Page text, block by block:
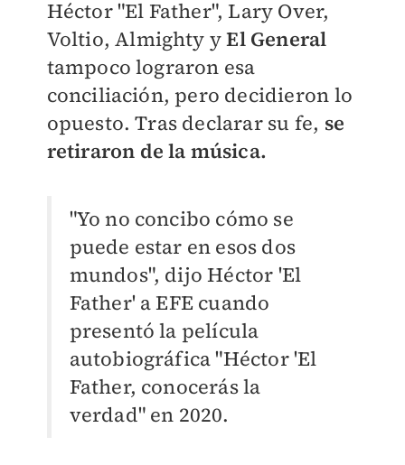
Héctor "El Father", Lary Over,
Voltio, Almighty yEl General
tampoco lograron esa
conciliación, pero decidieron lo
opuesto. Tras declarar su fe, se
retiraron de la música.
"Yo no concibo cómo se
puede estar en esos dos
mundos", dijo Héctor 'El
Father' a EFE cuando
presentó la película
autobiográfica "Héctor 'El
Father, conocerás la
verdad" en 2020.